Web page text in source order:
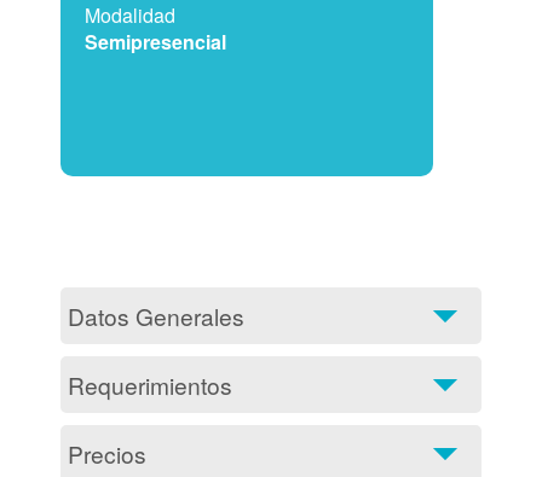
Modalidad
Semipresencial
Datos Generales
Requerimientos
Precios